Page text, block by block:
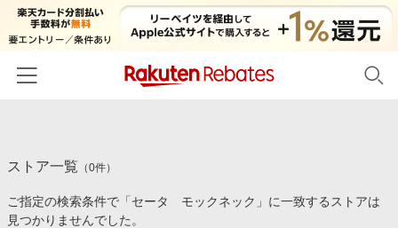
カテゴリー一覧
百貨店・総合ECモール
イベント一覧
ストア一覧 （0件）
ご指定の検索条件で「セータ モックネック」に一致するストアは
見つかりませんでした。